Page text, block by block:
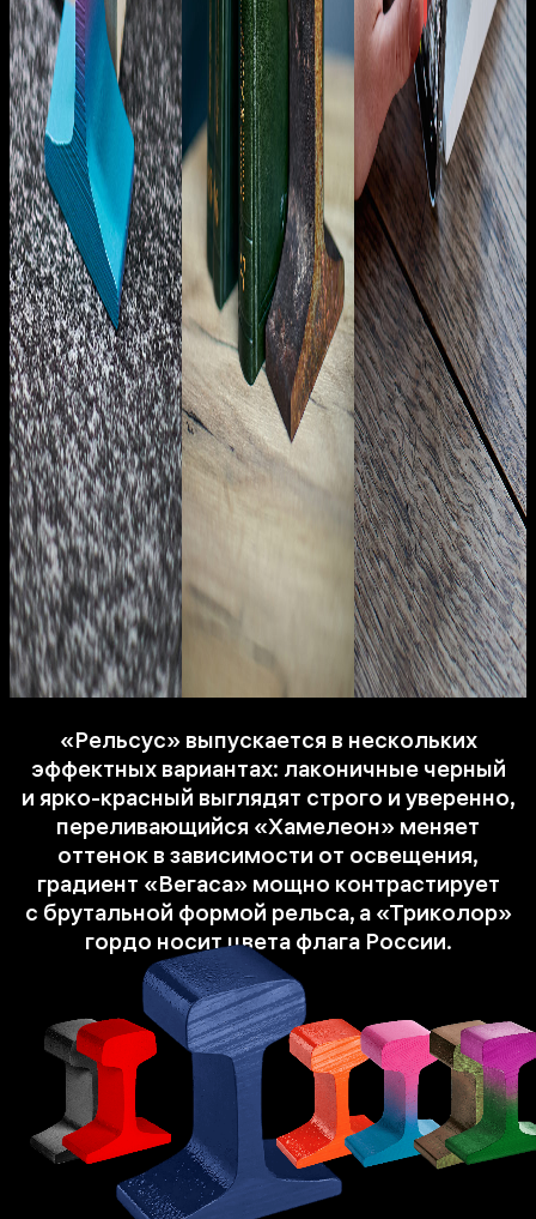
«Рельсус» выпускается в нескольких
эффектных вариантах: лаконичные черный
и ярко-красный выглядят строго и уверенно,
переливающийся «Хамелеон» меняет
оттенок в зависимости от освещения,
градиент «Вегаса» мощно контрастирует
с брутальной формой рельса, а «Триколор»
гордо носит цвета флага России.